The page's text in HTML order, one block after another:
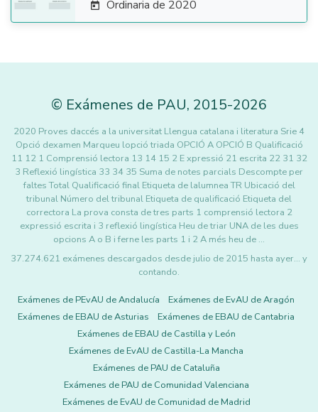
 Ordinaria de 2020
© Exámenes de PAU, 2015-2026
2020 Proves daccés a la universitat Llengua catalana i literatura Srie 4
Opció dexamen Marqueu lopció triada OPCIÓ A OPCIÓ B Qualificació
11 12 1 Comprensió lectora 13 14 15 2 E xpressió 21 escrita 22 31 32
3 Reflexió lingística 33 34 35 Suma de notes parcials Descompte per
faltes Total Qualificació final Etiqueta de lalumnea TR Ubicació del
tribunal Número del tribunal Etiqueta de qualificació Etiqueta del
correctora La prova consta de tres parts 1 comprensió lectora 2
expressió escrita i 3 reflexió lingística Heu de triar UNA de les dues
opcions A o B i ferne les parts 1 i 2 A més heu de …
37.274.621 exámenes descargados desde julio de 2015 hasta ayer... y
contando.
Exámenes de PEvAU de Andalucía
Exámenes de EvAU de Aragón
Exámenes de EBAU de Asturias
Exámenes de EBAU de Cantabria
Exámenes de EBAU de Castilla y León
Exámenes de EvAU de Castilla-La Mancha
Exámenes de PAU de Cataluña
Exámenes de PAU de Comunidad Valenciana
Exámenes de EvAU de Comunidad de Madrid